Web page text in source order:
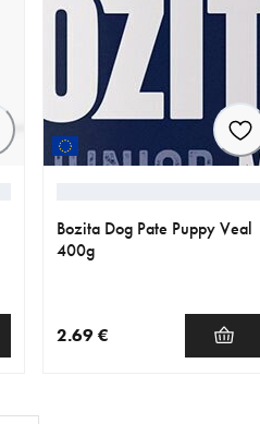
Bozita Dog Pate Puppy Veal
400g
2.69 €